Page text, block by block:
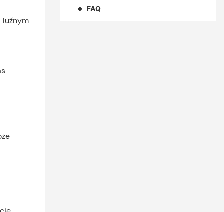
luźnym
◆ FAQ